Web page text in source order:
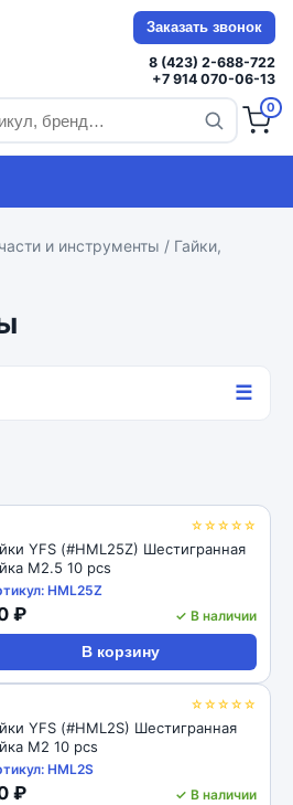
Заказать звонок
8 (423) 2-688-722
+7 914 070-06-13
0
и инструменты / Гайки,
☰
☆☆☆☆☆
YFS (#HML25Z) Шестигранная
М2.5 10 pcs
HML25Z
₽ ✓ В наличии
В корзину
☆☆☆☆☆
YFS (#HML2S) Шестигранная
М2 10 pcs
HML2S
₽ ✓ В наличии